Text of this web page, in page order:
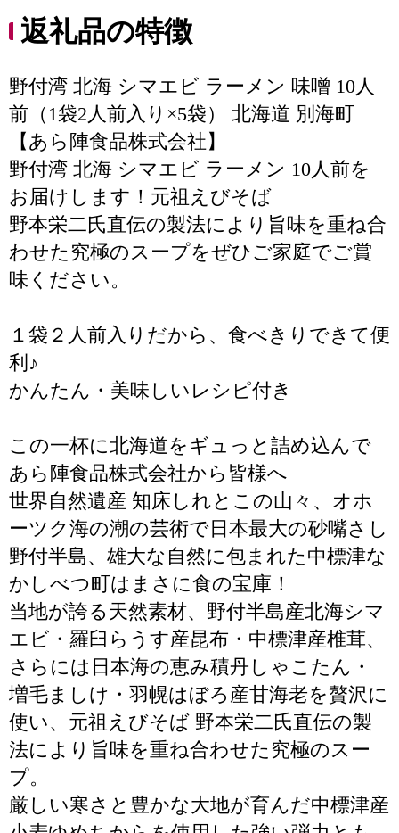
返礼品の特徴
野付湾 北海 シマエビ ラーメン 味噌 10人
前（1袋2人前入り×5袋） 北海道 別海町
【あら陣食品株式会社】
野付湾 北海 シマエビ ラーメン 10人前を
お届けします！元祖えびそば
野本栄二氏直伝の製法により旨味を重ね合
わせた究極のスープをぜひご家庭でご賞
味ください。
１袋２人前入りだから、食べきりできて便
利♪
かんたん・美味しいレシピ付き
この一杯に北海道をギュっと詰め込んで
あら陣食品株式会社から皆様へ
世界自然遺産 知床しれとこの山々、オホ
ーツク海の潮の芸術で日本最大の砂嘴さし
野付半島、雄大な自然に包まれた中標津な
かしべつ町はまさに食の宝庫！
当地が誇る天然素材、野付半島産北海シマ
エビ・羅臼らうす産昆布・中標津産椎茸、
さらには日本海の恵み積丹しゃこたん・
増毛ましけ・羽幌はぼろ産甘海老を贅沢に
使い、元祖えびそば 野本栄二氏直伝の製
法により旨味を重ね合わせた究極のスー
プ。
厳しい寒さと豊かな大地が育んだ中標津産